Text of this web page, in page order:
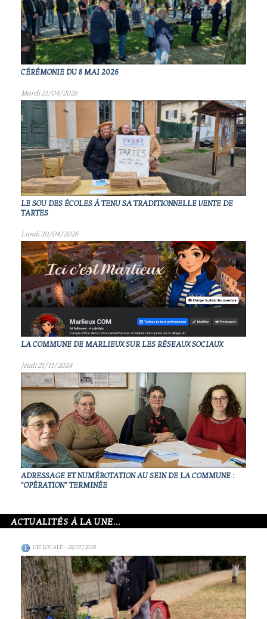
CÉRÉMONIE DU 8 MAI 2026
Mardi 21/04/2026
LE SOU DES ÉCOLES À TENU SA TRADITIONNELLE VENTE DE
TARTES
Lundi 20/04/2026
LA COMMUNE DE MARLIEUX SUR LES RÉSEAUX SOCIAUX
Jeudi 21/11/2024
ADRESSAGE ET NUMÉROTATION AU SEIN DE LA COMMUNE :
"OPÉRATION" TERMINÉE
ACTUALITÉS À LA UNE...
VIE LOCALE- 28/07/2026